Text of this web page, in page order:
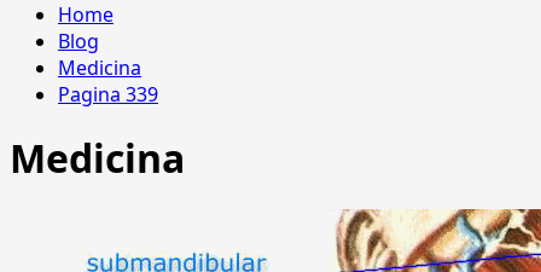
Home
Blog
Medicina
Pagina 339
Medicina